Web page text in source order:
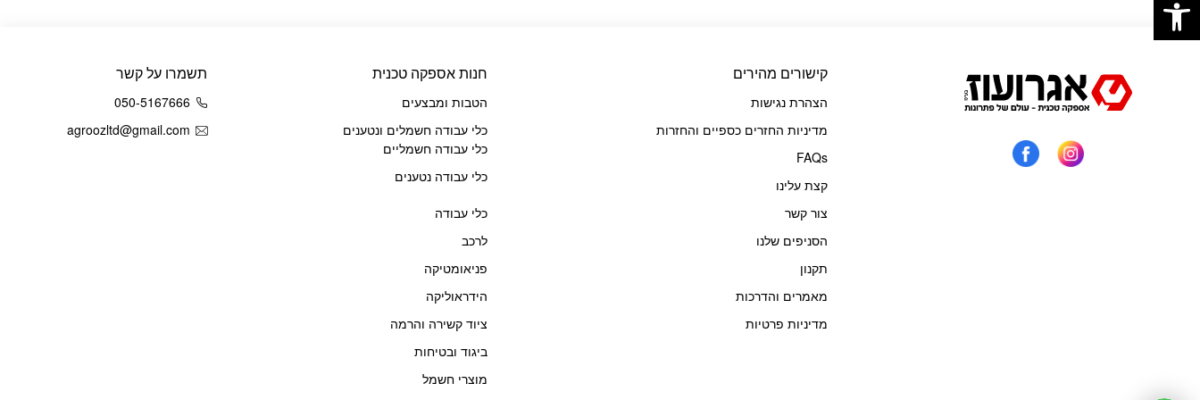
קישורים מהירים
הצהרת נגישות
מדיניות החזרים כספיים והחזרות
FAQs
קצת עלינו
צור קשר
הסניפים שלנו
תקנון
מאמרים והדרכות
מדיניות פרטיות
חנות אספקה טכנית
הטבות ומבצעים
כלי עבודה חשמלים ונטענים
כלי עבודה חשמליים
כלי עבודה נטענים
כלי עבודה
לרכב
פניאומטיקה
הידראוליקה
ציוד קשירה והרמה
ביגוד ובטיחות
מוצרי חשמל
תשמרו על קשר
050-5167666
agroozltd@gmail.com